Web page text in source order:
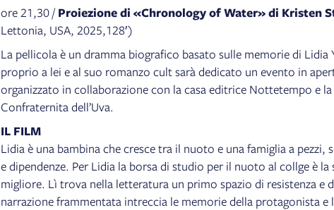
ore 21,30 /Proiezione di «Chronology of Water» di Kristen
Lettonia, USA, 2025,128′)
La pellicola è un dramma biografico basato sulle memorie di
proprio a lei e al suo romanzo cult sarà dedicato un evento in
organizzato in collaborazione con la casa editrice Nottetempo e
Confraternita dell’Uva.
IL FILM
Lidia è una bambina che cresce tra il nuoto e una famiglia a pezzi,
e dipendenze. Per Lidia la borsa di studio per il nuoto al collge è la
migliore. Lì trova nella letteratura un primo spazio di resistenza e
narrazione frammentata intreccia le memorie della protagonista e